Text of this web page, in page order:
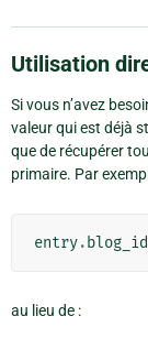
Utilisation
Si vous n’avez
valeur qui est déjà
que de récupérer
primaire. Par
entry. blog_id
au lieu de :